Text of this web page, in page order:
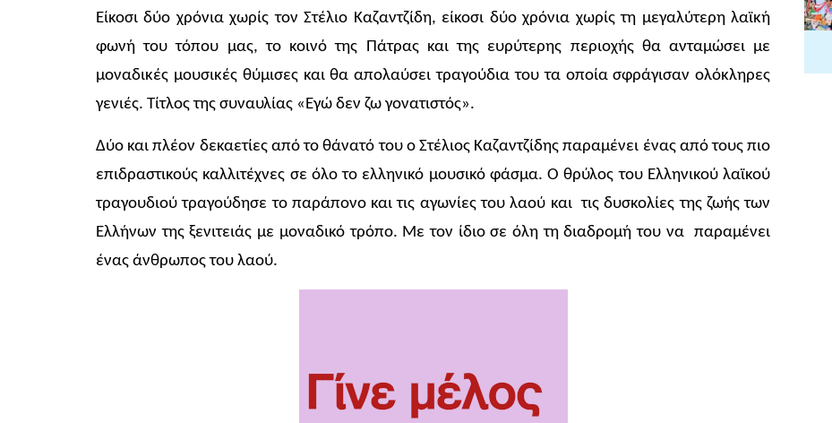
Είκοσι δύο χρόνια χωρίς τον Στέλιο Καζαντζίδη, είκοσι δύο χρόνια χωρίς τη μεγαλύτερη λαϊκή
φωνή του τόπου μας, το κοινό της Πάτρας και της ευρύτερης περιοχής θα ανταμώσει με
μοναδικές μουσικές θύμισες και θα απολαύσει τραγούδια του τα οποία σφράγισαν ολόκληρες
γενιές. Τίτλος της συναυλίας «Εγώ δεν ζω γονατιστός».
Δύο και πλέον δεκαετίες από το θάνατό του ο Στέλιος Καζαντζίδης παραμένει ένας από τους πιο
επιδραστικούς καλλιτέχνες σε όλο το ελληνικό μουσικό φάσμα. Ο θρύλος του Ελληνικού λαϊκού
τραγουδιού τραγούδησε το παράπονο και τις αγωνίες του λαού και τις δυσκολίες της ζωής των
Ελλήνων της ξενιτειάς με μοναδικό τρόπο. Με τον ίδιο σε όλη τη διαδρομή του να παραμένει
ένας άνθρωπος του λαού.